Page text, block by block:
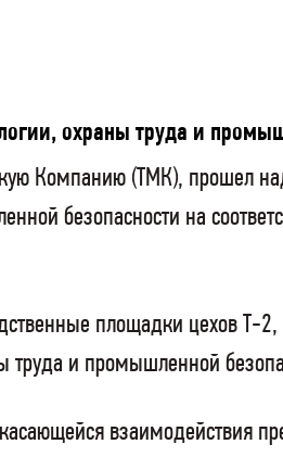
охраны труда и
Компанию (ТМК), прошел
безопасности на
площадки цехов Т-
труда и промышленной
взаимодействия